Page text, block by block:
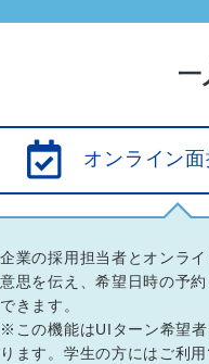
一
オンライン
企業の採用担当者とオンラ
意思を伝え、希望日時の予
できます。
※この機能はUIターン希望
ります。学生の方にはご利用